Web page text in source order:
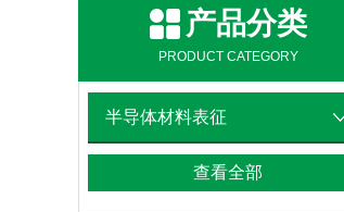
产品分类
PRODUCT CATEGORY
半导体材料表征
查看全部